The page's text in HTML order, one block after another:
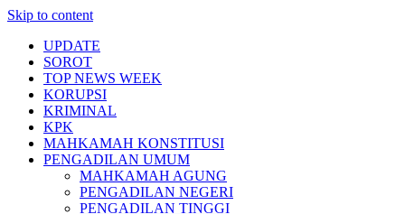
Skip to content
UPDATE
SOROT
TOP NEWS WEEK
KORUPSI
KRIMINAL
KPK
MAHKAMAH KONSTITUSI
PENGADILAN UMUM
MAHKAMAH AGUNG
PENGADILAN NEGERI
PENGADILAN TINGGI